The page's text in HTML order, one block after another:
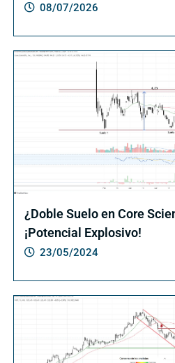
08/07/2026
¿Doble Suelo en Core
¡Potencial Explosivo!
23/05/2024